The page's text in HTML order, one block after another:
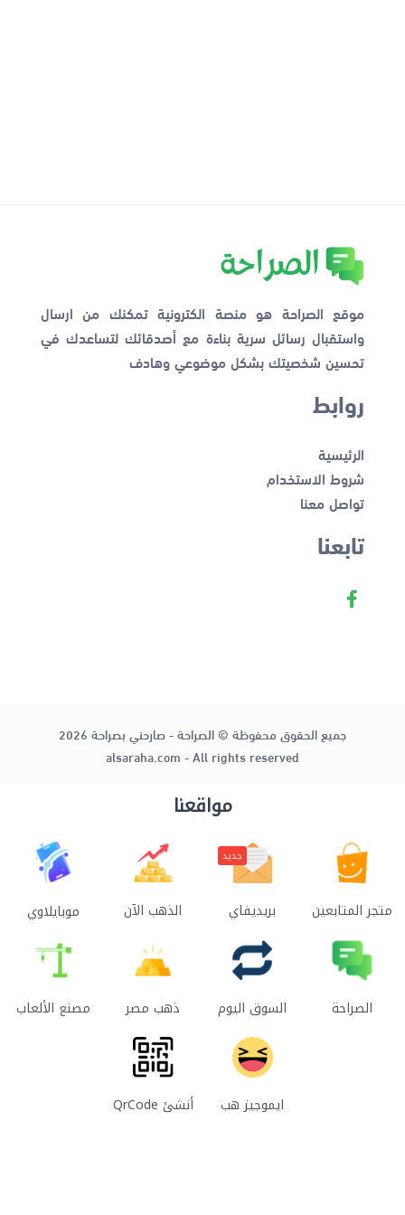
موقع الصراحة هو منصة الكترونية تمكنك من ارسال
واستقبال رسائل سرية بناءة مع أصدقائك لتساعدك في
تحسين شخصيتك بشكل موضوعي وهادف
روابط
الرئيسية
شروط الاستخدام
تواصل معنا
تابعنا
جميع الحقوق محفوظة © الصراحة - صارحني بصراحة 2026
alsaraha.com - All rights reserved